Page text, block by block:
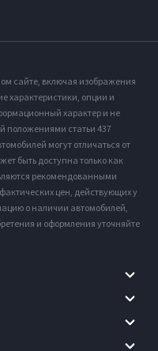
сайте, включая изображения
характеристики, опции и
характер и не
положениями статьи 437
могут отличаться от
быть доступна только как
рекомендованными
цен, действующих у
о наличии автомобилей,
и оформления уточняйте